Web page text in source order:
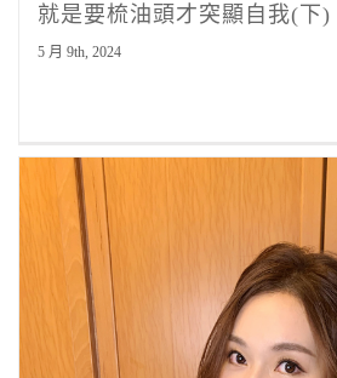
就是要梳油頭才突顯自我(下)
5 月 9th, 2024